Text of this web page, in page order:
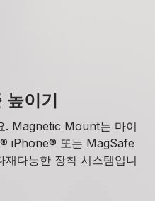
이기
. Magnetic Mount는 마이
iPhone® 또는 MagSafe
다능한 장착 시스템입니